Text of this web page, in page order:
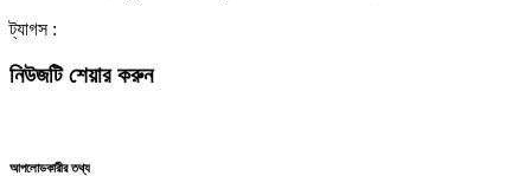
ট্যাগস :
নিউজটি শেয়ার করুন
আপলোডকারীর তথ্য